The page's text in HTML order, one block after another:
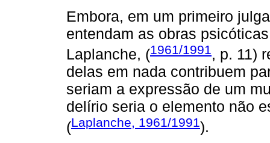
Embora, em um primeiro
entendam as obras
Laplanche, (1961/1991, p. 11)
delas em nada contribuem
seriam a expressão de um
delírio seria o elemento não
(Laplanche, 1961/1991).